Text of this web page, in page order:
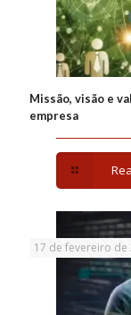
Missão, visão e
empresa
17 de fevereiro de